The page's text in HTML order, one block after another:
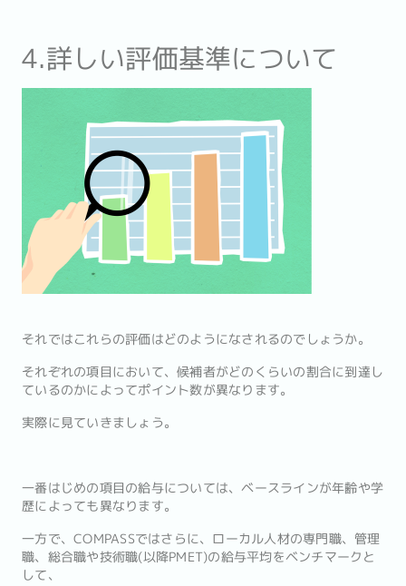
4.詳しい評価基準について
それではこれらの評価はどのようになされるのでしょうか。
それぞれの項目において、候補者がどのくらいの割合に到達し
ているのかによってポイント数が異なります。
実際に見ていきましょう。
一番はじめの項目の給与については、ベースラインが年齢や学
歴によっても異なります。
一方で、COMPASSではさらに、ローカル人材の専門職、管理
職、総合職や技術職(以降PMET)の給与平均をベンチマークと
して、